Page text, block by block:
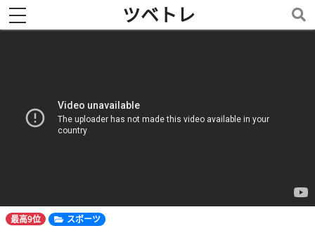
toggle navigation ツベトレ
最高9位 スポーツ